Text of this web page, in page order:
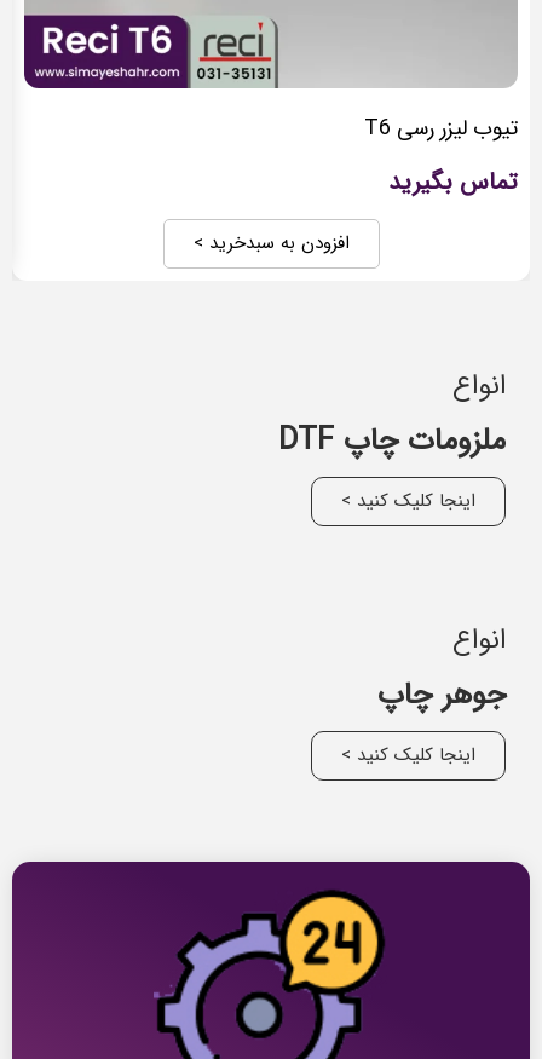
تیوب لیزر رسی T6
تماس بگیرید
افزودن به سبدخرید >
انواع
ملزومات چاپ DTF
اینجا کلیک کنید >
انواع
جوهر چاپ
اینجا کلیک کنید >